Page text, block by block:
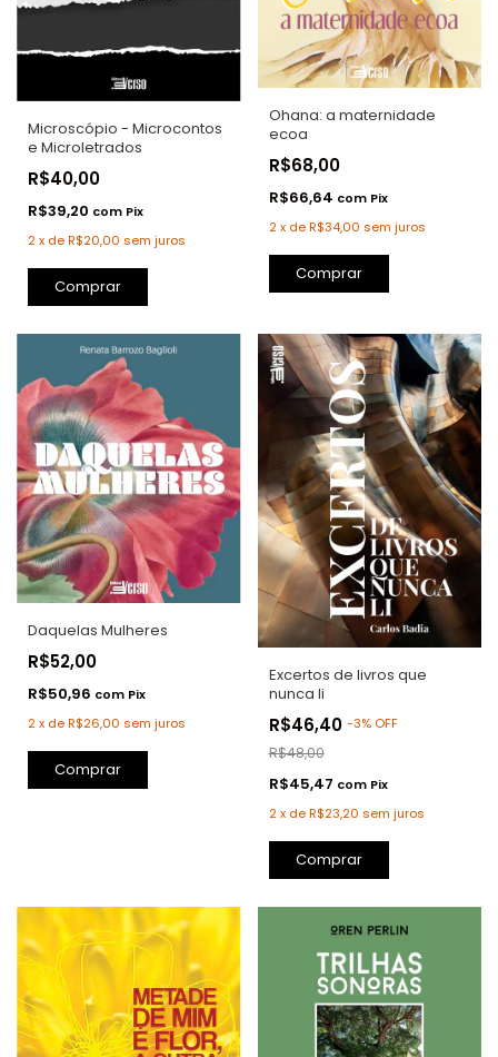
Microscópio - Microcontos
e Microletrados
R$40,00
R$39,20 com Pix
2x deR$20,00 sem juros
Comprar
Ohana: a maternidade
ecoa
R$68,00
R$66,64 com Pix
2 x deR$34,00 sem juros
Daquelas Mulheres
R$52,00
R$50,96 com Pix
2x deR$26,00 sem juros
Comprar
Excertos de livros que
nunca li
R$46,40 -3% OFF
R$48,00
R$45,47 com Pix
2 x deR$23,20 sem juros
Comprar